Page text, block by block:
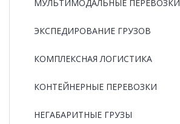
МУЛЬТИМОДАЛЬНЫЕ ПЕРЕВОЗКИ
ЭКСПЕДИРОВАНИЕ ГРУЗОВ
КОМПЛЕКСНАЯ ЛОГИСТИКА
КОНТЕЙНЕРНЫЕ ПЕРЕВОЗКИ
НЕГАБАРИТНЫЕ ГРУЗЫ